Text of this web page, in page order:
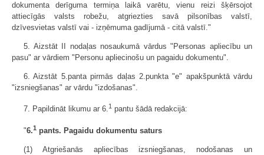
dokumenta derīguma termiņa laikā varētu, vienu reizi šķērsojot
attiecīgās valsts robežu, atgriezties savā pilsonības valstī,
dzīvesvietas valstī vai - izņēmuma gadījumā - citā valstī."
5. Aizstāt II nodaļas nosaukumā vārdus "Personas apliecību un
pasu" ar vārdiem "Personu apliecinošu un pagaidu dokumentu".
6. Aizstāt 5.panta pirmās daļas 2.punkta "e" apakšpunktā vārdu
"izsniegšanas" ar vārdu "izdošanas".
7. Papildināt likumu ar 6.1 pantu šādā redakcijā:
"6.1 pants. Pagaidu dokumentu saturs
(1) Atgriešanās apliecības izsniegšanas, nodošanas un